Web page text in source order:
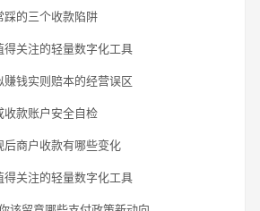
踩的三个收款陷阱
得关注的轻量数字化工具
赚钱实则赔本的经营误区
收款账户安全自检
后商户收款有哪些变化
得关注的轻量数字化工具